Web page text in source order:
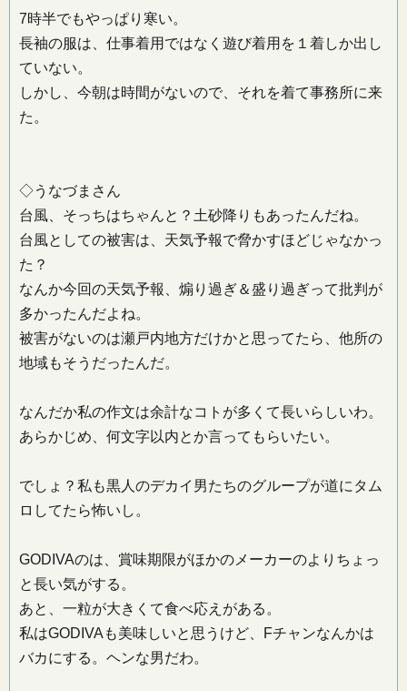
7時半でもやっぱり寒い。
長袖の服は、仕事着用ではなく遊び着用を１着しか出し
ていない。
しかし、今朝は時間がないので、それを着て事務所に来
た。
◇うなづまさん
台風、そっちはちゃんと？土砂降りもあったんだね。
台風としての被害は、天気予報で脅かすほどじゃなかっ
た？
なんか今回の天気予報、煽り過ぎ＆盛り過ぎって批判が
多かったんだよね。
被害がないのは瀬戸内地方だけかと思ってたら、他所の
地域もそうだったんだ。
なんだか私の作文は余計なコトが多くて長いらしいわ。
あらかじめ、何文字以内とか言ってもらいたい。
でしょ？私も黒人のデカイ男たちのグループが道にタム
ロしてたら怖いし。
GODIVAのは、賞味期限がほかのメーカーのよりちょっ
と長い気がする。
あと、一粒が大きくて食べ応えがある。
私はGODIVAも美味しいと思うけど、Fチャンなんかは
バカにする。ヘンな男だわ。